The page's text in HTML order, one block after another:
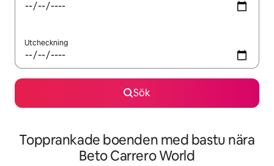
Utcheckning
Sök
Topprankade boenden med bastu nära
Beto Carrero World